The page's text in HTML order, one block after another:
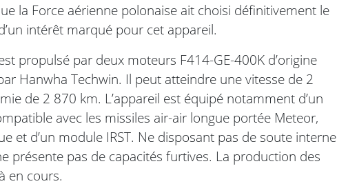
la Force aérienne polonaise ait choisi définitivement le
intérêt marqué pour cet appareil.
propulsé par deux moteurs F414-GE-400K d’origine
Hanwha Techwin. Il peut atteindre une vitesse de 2
de 2 870 km. L’appareil est équipé notamment d’un
avec les missiles air-air longue portée Meteor,
et d’un module IRST. Ne disposant pas de soute interne
présente pas de capacités furtives. La production des
en cours.